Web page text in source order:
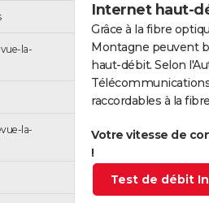
la-
la-
Internet haut-
Grâce à la fibre
Montagne peuvent
haut-débit. Selon
raccordables à la
Votre vitesse de
!
Test de débit